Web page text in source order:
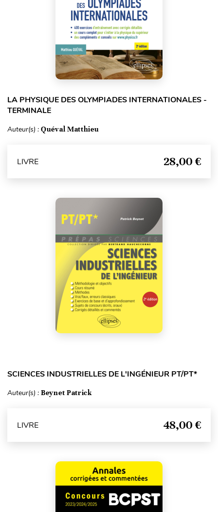
LA PHYSIQUE DES OLYMPIADES INTERNATIONALES -
TERMINALE
Auteur(s) : Quéval Matthieu
LIVRE 28,00 €
SCIENCES INDUSTRIELLES DE L'INGÉNIEUR PT/PT*
Auteur(s) : Beynet Patrick
LIVRE 48,00 €